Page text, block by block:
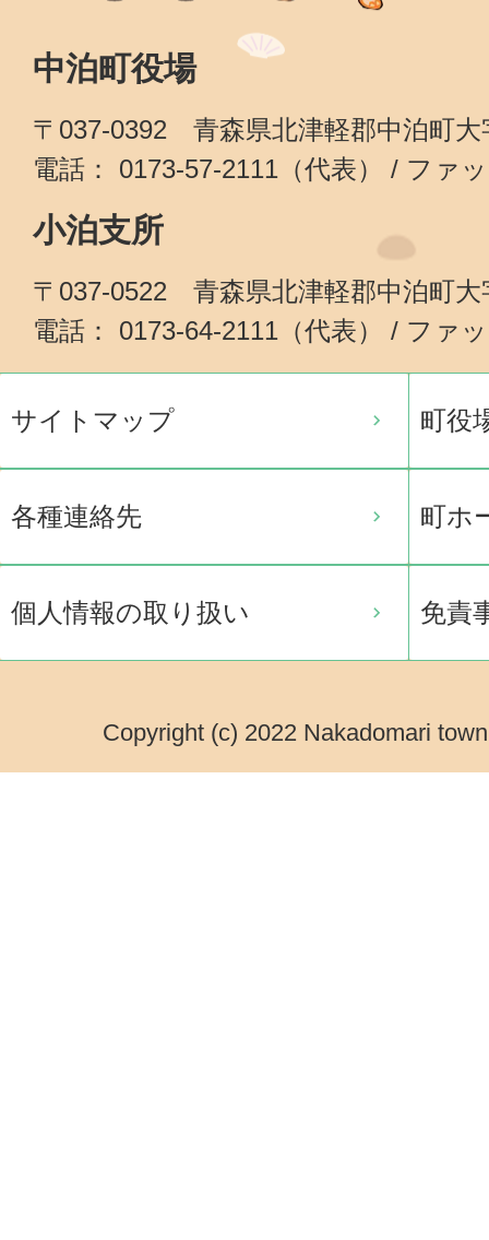
中泊町役場
〒037-0392 青森県北津軽郡中泊町大
電話： 0173-57-2111（代表） / ファ
小泊支所
〒037-0522 青森県北津軽郡中泊町大
電話： 0173-64-2111（代表） / ファ
サイトマップ 町役
各種連絡先 町ホ
個人情報の取り扱い 免責
Copyright (c) 2022 Nakadomari